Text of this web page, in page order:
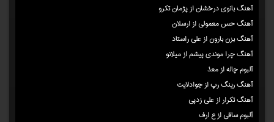
آهنگ بانوی درخشان از پژمان تکرو
آهنگ حس معمولی از ارسلان
آهنگ بزن بارون از علی راستاد
آهنگ چرا موندی پیشم از میلانو
آلبوم چاله از معذ
آهنگ رینگ رپ از جوادلایت
آهنگ تکرار از علی زدپی
آلبوم ساقی از ع ارف